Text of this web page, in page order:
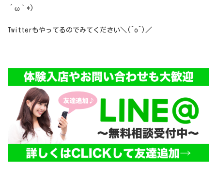
´ω｀*)
Twitterもやってるのでみてください＼(^o^)／